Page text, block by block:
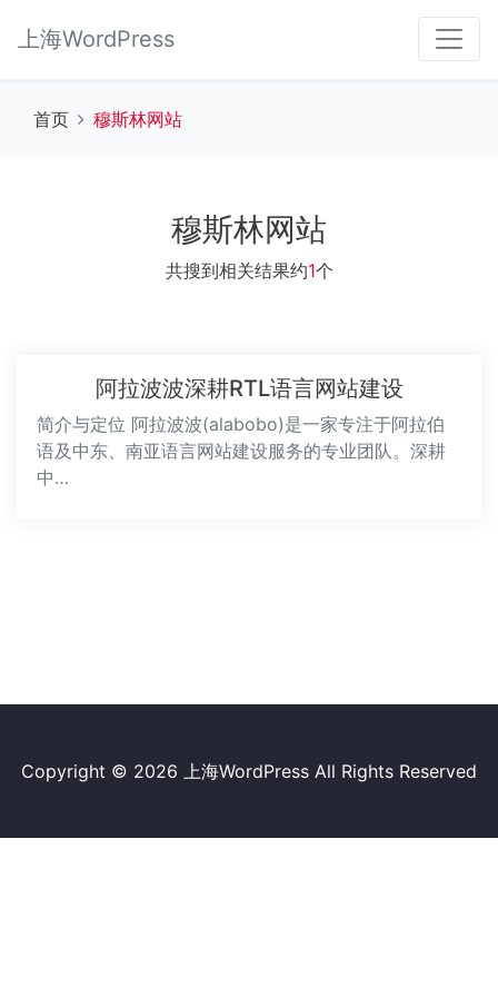
上海WordPress
首页 穆斯林网站
穆斯林网站
共搜到相关结果约1个
阿拉波波深耕RTL语言网站建设
简介与定位 阿拉波波(alabobo)是一家专注于阿拉伯
语及中东、南亚语言网站建设服务的专业团队。深耕
中…
Copyright © 2026 上海WordPress All Rights Reserved